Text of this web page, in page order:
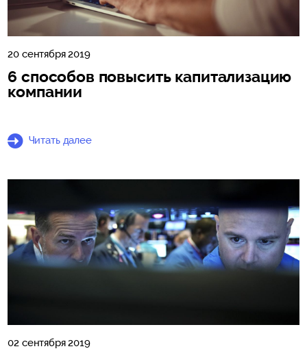
20 сентября 2019
6 способов повысить капитализацию
компании
Читать далее
02 сентября 2019